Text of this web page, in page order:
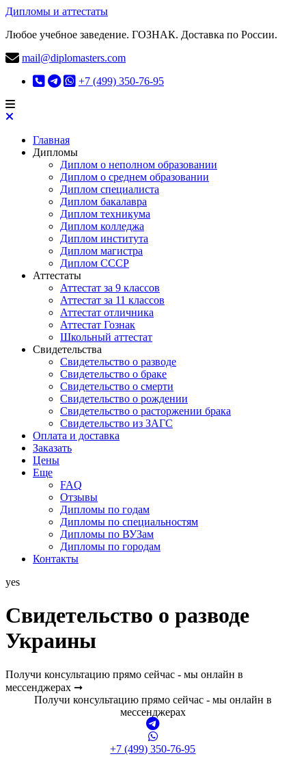
Дипломы и аттестаты
Любое учебное заведение. ГОЗНАК. Доставка по России.
mail@diplomasters.com
+7 (499) 350-76-95
Главная
Дипломы
Диплом о неполном образовании
Диплом о среднем образовании
Диплом специалиста
Диплом бакалавра
Диплом техникума
Диплом колледжа
Диплом института
Диплом магистра
Диплом СССР
Аттестаты
Аттестат за 9 классов
Аттестат за 11 классов
Аттестат отличника
Аттестат Гознак
Школьный аттестат
Свидетельства
Свидетельство о разводе
Свидетельство о браке
Свидетельство о смерти
Свидетельство о рождении
Свидетельство о расторжении брака
Свидетельство из ЗАГС
Оплата и доставка
Заказать
Цены
Еще
FAQ
Отзывы
Дипломы по годам
Дипломы по специальностям
Дипломы по ВУЗам
Дипломы по городам
Контакты
yes
Свидетельство о разводе
Украины
Получи консультацию прямо сейчас - мы онлайн в
мессенджерах ➞
Получи консультацию прямо сейчас - мы онлайн в
мессенджерах
+7 (499) 350-76-95